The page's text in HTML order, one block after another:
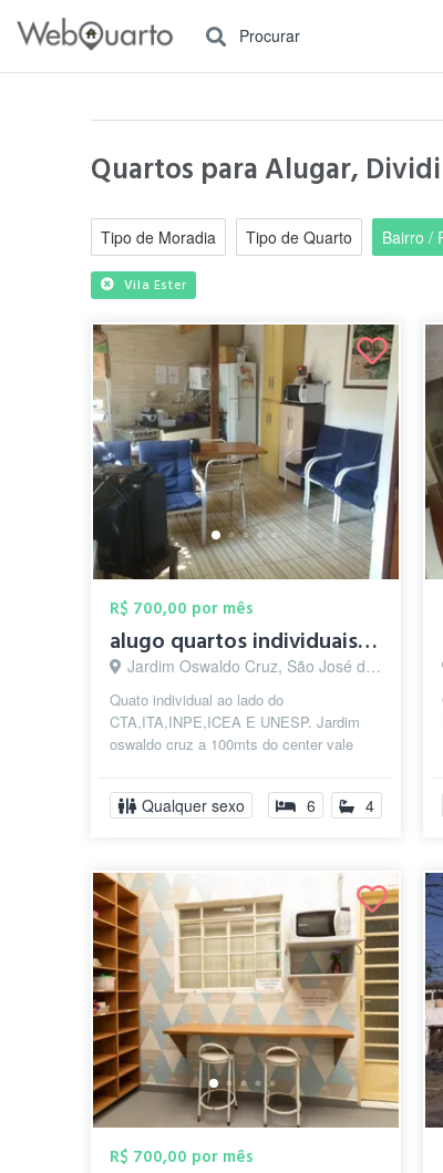
Procurar
Quartos para Alugar,
Tipo de Moradia Tipo de Quarto Bairro /
Vila Ester
R$ 700,00 por mês
alugo quartos individuais ao lado do sho...
Jardim Oswaldo Cruz, São José dos Campos - SP
Quato individual ao lado do
CTA,ITA,INPE,ICEA E UNESP. Jardim
oswaldo cruz a 100mts do center vale
supermercado extra. E...
Qualquer sexo 6 4
R$ 700,00 por mês